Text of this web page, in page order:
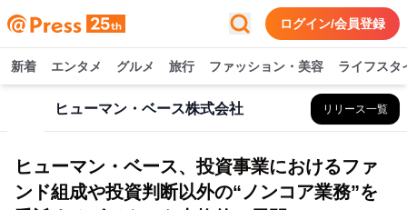
ログイン/会員登録
新着 エンタメ グルメ 旅行 ファッション・美容 ライフスタ
ヒューマン・ベース株式会社 リリース一覧
ヒューマン・ベース、投資事業におけるファ
ンド組成や投資判断以外の“ノンコア業務”を